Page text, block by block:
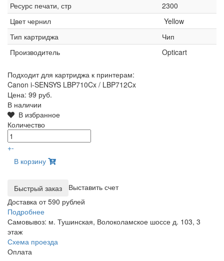
Ресурс печати, стр
2300
Цвет чернил
Yellow
Тип картриджа
Чип
Производитель
Opticart
Подходит для картриджа к принтерам:
Canon i-SENSYS LBP710Cx / LBP712Cx
Цена: 99 руб.
В наличии
В избранное
Количество
+-
В корзину
Выставить счет
Доставка от 590 рублей
Подробнее
Самовывоз: м. Тушинская, Волоколамское шоссе д. 103, 3
этаж
Схема проезда
Оплата